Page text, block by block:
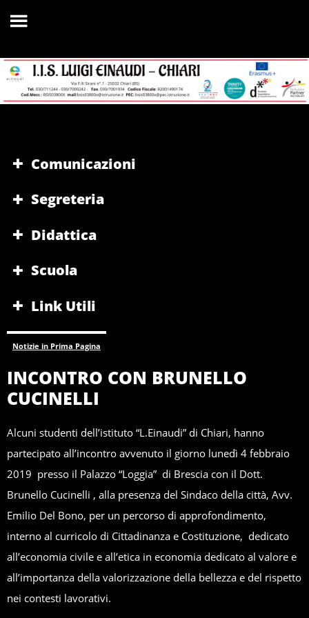
Comunicazioni
Segreteria
Didattica
Scuola
Link Utili
Notizie in Prima Pagina
INCONTRO CON BRUNELLO
CUCINELLI
Alcuni studenti dell’istituto “L.Einaudi” di Chiari, hanno
partecipato all’incontro avvenuto il giorno lunedì 4 febbraio
2019 presso il Palazzo “Loggia” di Brescia con il Dott.
Brunello Cucinelli , alla presenza del Sindaco della città, Avv.
Emilio Del Bono, per un percorso di approfondimento,
interno al curricolo di Cittadinanza e Costituzione, dedicato
all’economia civile e all’etica in economia dedicato al valore e
all’importanza della valorizzazione della bellezza e del rispetto
nei contesti lavorativi.